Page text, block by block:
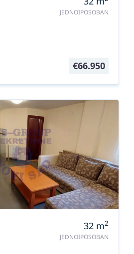
JEDNOIPOSOBAN
€66.950
32 m2
JEDNOIPOSOBAN